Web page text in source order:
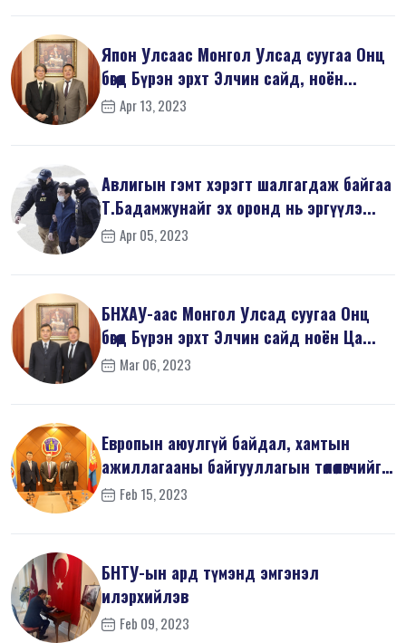
Япон Улсаас Монгол Улсад суугаа Онц
бөгөөд Бүрэн эрхт Элчин сайд, ноён...
Apr 13, 2023
Авлигын гэмт хэрэгт шалгагдаж байгаа
Т.Бадамжунайг эх оронд нь эргүүлэ...
Apr 05, 2023
БНХАУ-аас Монгол Улсад суугаа Онц
бөгөөд Бүрэн эрхт Элчин сайд ноён Ца...
Mar 06, 2023
Европын аюулгүй байдал, хамтын
ажиллагааны байгууллагын төлөөлөгчийг
х...Feb 15, 2023
БНТУ-ын ард түмэнд эмгэнэл
илэрхийлэв
Feb 09, 2023